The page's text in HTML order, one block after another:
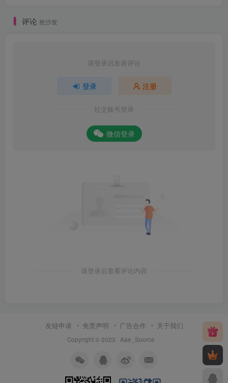
评论 抢沙发
请登录后发表评论
登录 注册
社交账号登录
微信登录
请登录后查看评论内容
友链申请 免责声明 广告合作 关于我们
Copyright © 2023 · Aae_Source ·